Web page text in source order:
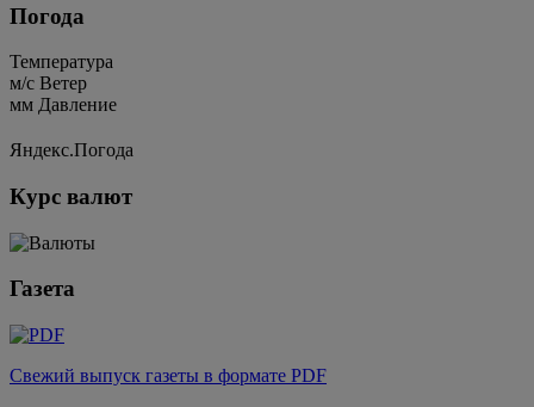
Погода
Температура
м/c Ветер
мм Давление
Яндекс.Погода
Курс валют
Газета
Свежий выпуск газеты в формате PDF